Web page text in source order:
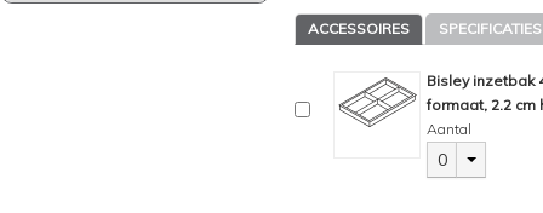
ACCESSOIRES SPECIFICATIES
Bisley inzetbak
formaat, 2.2 cm
Aantal
0